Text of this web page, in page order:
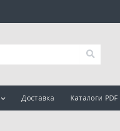
Доставка Каталоги PDF